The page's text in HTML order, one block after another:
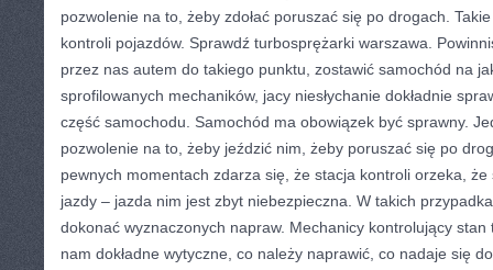
pozwolenie na to, żeby zdołać poruszać się po drogach.
kontroli pojazdów. Sprawdź turbosprężarki warszawa.
przez nas autem do takiego punktu, zostawić samochód na
sprofilowanych mechaników, jacy niesłychanie dokładnie
część samochodu. Samochód ma obowiązek być sprawny.
pozwolenie na to, żeby jeździć nim, żeby poruszać się po
pewnych momentach zdarza się, że stacja kontroli orzeka,
jazdy – jazda nim jest zbyt niebezpieczna. W takich
dokonać wyznaczonych napraw. Mechanicy kontrolujący
nam dokładne wytyczne, co należy naprawić, co nadaje się